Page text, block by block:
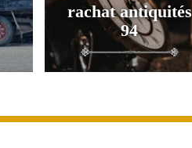
rachat antiquités
94